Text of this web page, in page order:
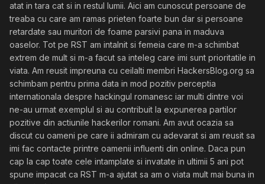
atat in tara cat si in restul lumii. Aici am cunoscut persoane de
treaba cu care am ramas prieten foarte bun dar si persoane
retardate sau muritori de foame parsivi pana in maduva
oaselor. Tot pe RST am intalnit si femeia care m-a schimbat
extrem de mult si m-a facut sa inteleg care imi sunt prioritatile in
viata. Am reusit impreuna cu ceilalti membri HackersBlog.org sa
schimbam pentru prima data in mod pozitiv perceptia
internationala despre hackingul romanesc iar multi dintre voi
ne-au urmat exemplul si au contribuit la expunerea partilor
pozitive din actiunile hackerilor romani. Am avut ocazia sa
discut cu oameni pe care ii admiram cu adevarat si am reusit sa
imi fac contacte printre oamenii influenti din online. Daca pun
cap la cap toate cele intamplate si invatate in ultimii 5 ani pot
spune impacat ca RST m-a ajutat sa am o viata mult mai buna in